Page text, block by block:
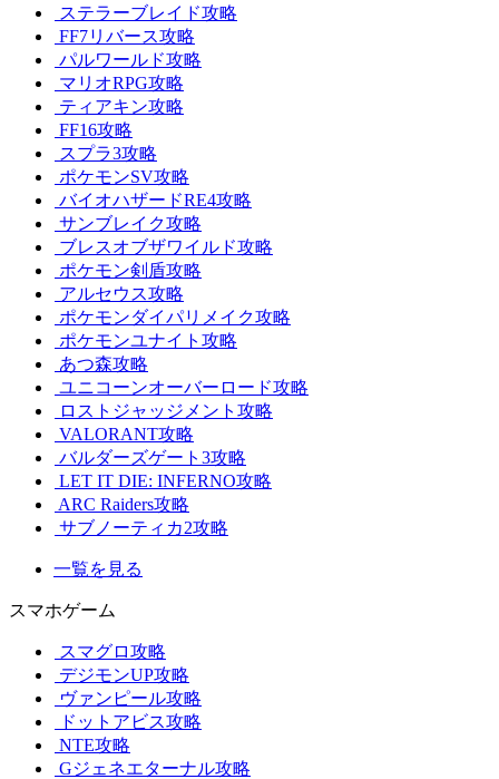
ステラーブレイド攻略
FF7リバース攻略
パルワールド攻略
マリオRPG攻略
ティアキン攻略
FF16攻略
スプラ3攻略
ポケモンSV攻略
バイオハザードRE4攻略
サンブレイク攻略
ブレスオブザワイルド攻略
ポケモン剣盾攻略
アルセウス攻略
ポケモンダイパリメイク攻略
ポケモンユナイト攻略
あつ森攻略
ユニコーンオーバーロード攻略
ロストジャッジメント攻略
VALORANT攻略
バルダーズゲート3攻略
LET IT DIE: INFERNO攻略
ARC Raiders攻略
サブノーティカ2攻略
一覧を見る
スマホゲーム
スマグロ攻略
デジモンUP攻略
ヴァンピール攻略
ドットアビス攻略
NTE攻略
Gジェネエターナル攻略